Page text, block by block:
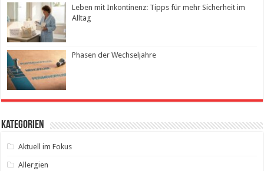
Leben mit Inkontinenz: Tipps für mehr Sicherheit im
Alltag
Phasen der Wechseljahre
Kategorien
Aktuell im Fokus
Allergien